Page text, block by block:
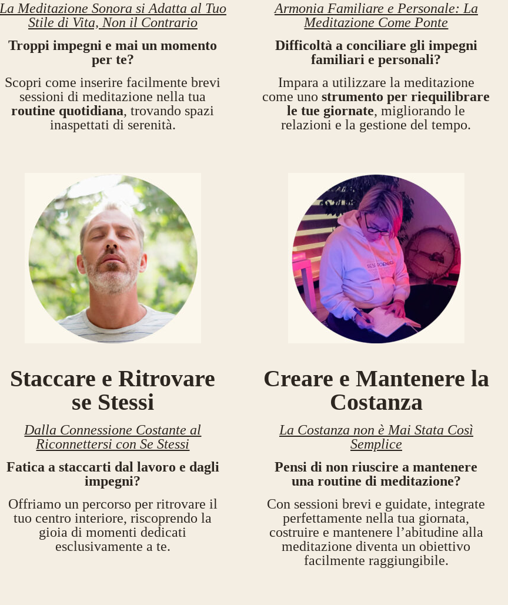
La Meditazione Sonora si Adatta al Tuo
Stile di Vita, Non il Contrario
Troppi impegni e mai un momento
per te?
Scopri come inserire facilmente brevi
sessioni di meditazione nella tua
routine quotidiana, trovando spazi
inaspettati di serenità.
Armonia Familiare e Personale: La
Meditazione Come Ponte
Difficoltà a conciliare gli impegni
familiari e personali?
Impara a utilizzare la meditazione
come unostrumento per riequilibrare
le tue giornate, migliorando le
relazioni e la gestione del tempo.
Staccare e Ritrovare
se Stessi
Dalla Connessione Costante al
Riconnettersi con Se Stessi
Fatica a staccarti dal lavoro e dagli
impegni?
Offriamo un percorso per ritrovare il
tuo centro interiore, riscoprendo la
gioia di momenti dedicati
esclusivamente a te.
Creare e Mantenere la
Costanza
La Costanza non è Mai Stata Così
Semplice
Pensi di non riuscire a mantenere
una routine di meditazione?
Con sessioni brevi e guidate, integrate
perfettamente nella tua giornata,
costruire e mantenere l’abitudine alla
meditazione diventa un obiettivo
facilmente raggiungibile.